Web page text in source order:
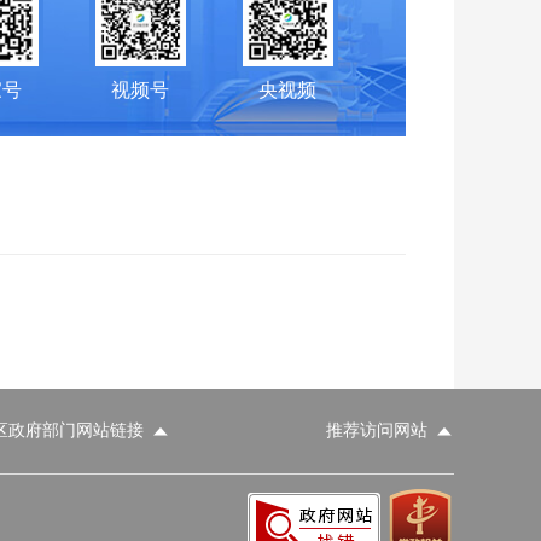
视频号 央视频
政府部门网站链接 推荐访问网站
工业和信息化部